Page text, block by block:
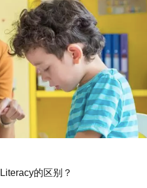
的区别？